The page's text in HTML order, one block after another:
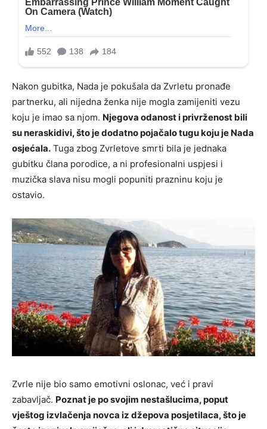
Nakon gubitka, Nada je pokušala da Zvrletu pronađe
partnerku, ali nijedna ženka nije mogla zamijeniti vezu
koju je imao sa njom. Njegova odanost i privrženost bili
su neraskidivi, što je dodatno pojačalo tugu koju je Nada
osjećala. Tuga zbog Zvrletove smrti bila je jednaka
gubitku člana porodice, a ni profesionalni uspjesi i
muzička slava nisu mogli popuniti prazninu koju je
ostavio.
Zvrle nije bio samo emotivni oslonac, već i pravi
zabavljač. Poznat je po svojim nestašlucima, poput
vještog izvlačenja novca iz džepova posjetilaca, što je